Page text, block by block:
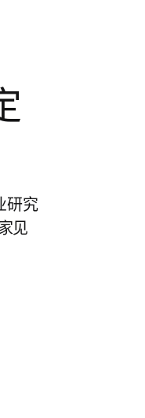
研究
见